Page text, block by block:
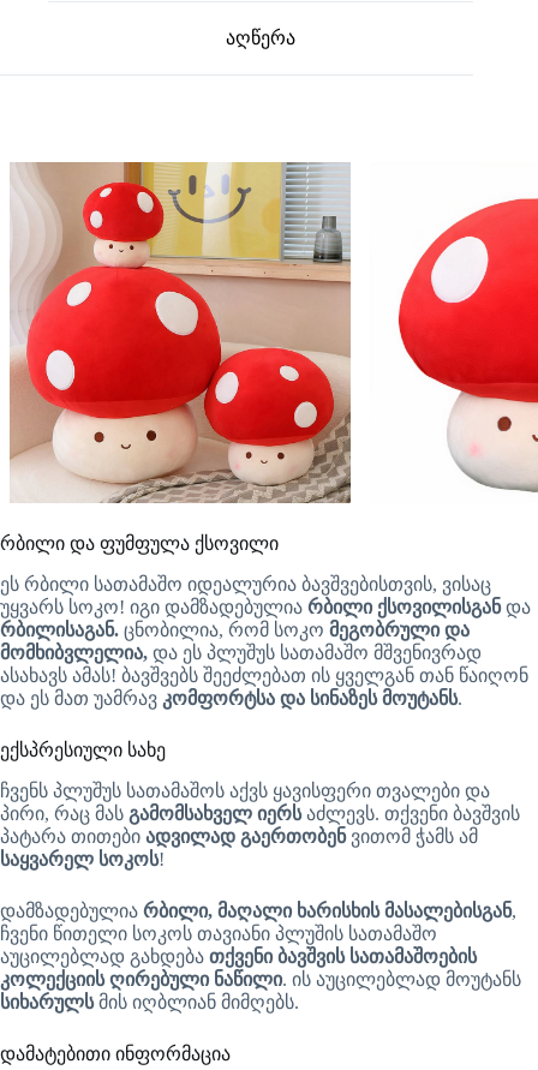
აღწერა
რბილი და ფუმფულა ქსოვილი
ეს რბილი სათამაშო იდეალურია ბავშვებისთვის, ვისაც
უყვარს სოკო! იგი დამზადებულია რბილი ქსოვილისგანდა
რბილისაგან. ცნობილია, რომ სოკო მეგობრული და
მომხიბვლელია, და ეს პლუშუს სათამაშო მშვენივრად
ასახავს ამას! ბავშვებს შეეძლებათ ის ყველგან თან წაიღონ
და ეს მათ უამრავ კომფორტსა და სინაზეს მოუტანს.
ექსპრესიული სახე
ჩვენს პლუშუს სათამაშოს აქვს ყავისფერი თვალები და
პირი, რაც მას გამომსახველ იერსაძლევს. თქვენი ბავშვის
პატარა თითები ადვილად გაერთობენვითომ ჭამს ამ
საყვარელ სოკოს!
დამზადებულია რბილი, მაღალი ხარისხის მასალებისგან,
ჩვენი წითელი სოკოს თავიანი პლუშის სათამაშო
აუცილებლად გახდება თქვენი ბავშვის სათამაშოების
კოლექციის ღირებული ნაწილი. ის აუცილებლად მოუტანს
სიხარულსმის იღბლიან მიმღებს.
დამატებითი ინფორმაცია